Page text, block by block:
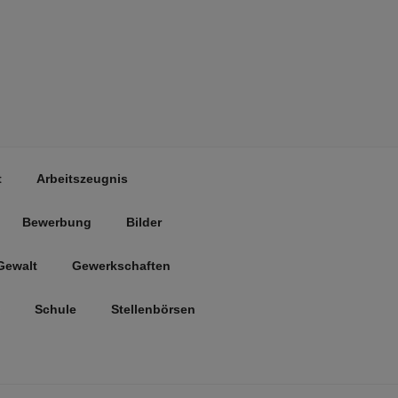
Arbeitszeugnis
Bewerbung Bilder
Gewerkschaften
Schule Stellenbörsen